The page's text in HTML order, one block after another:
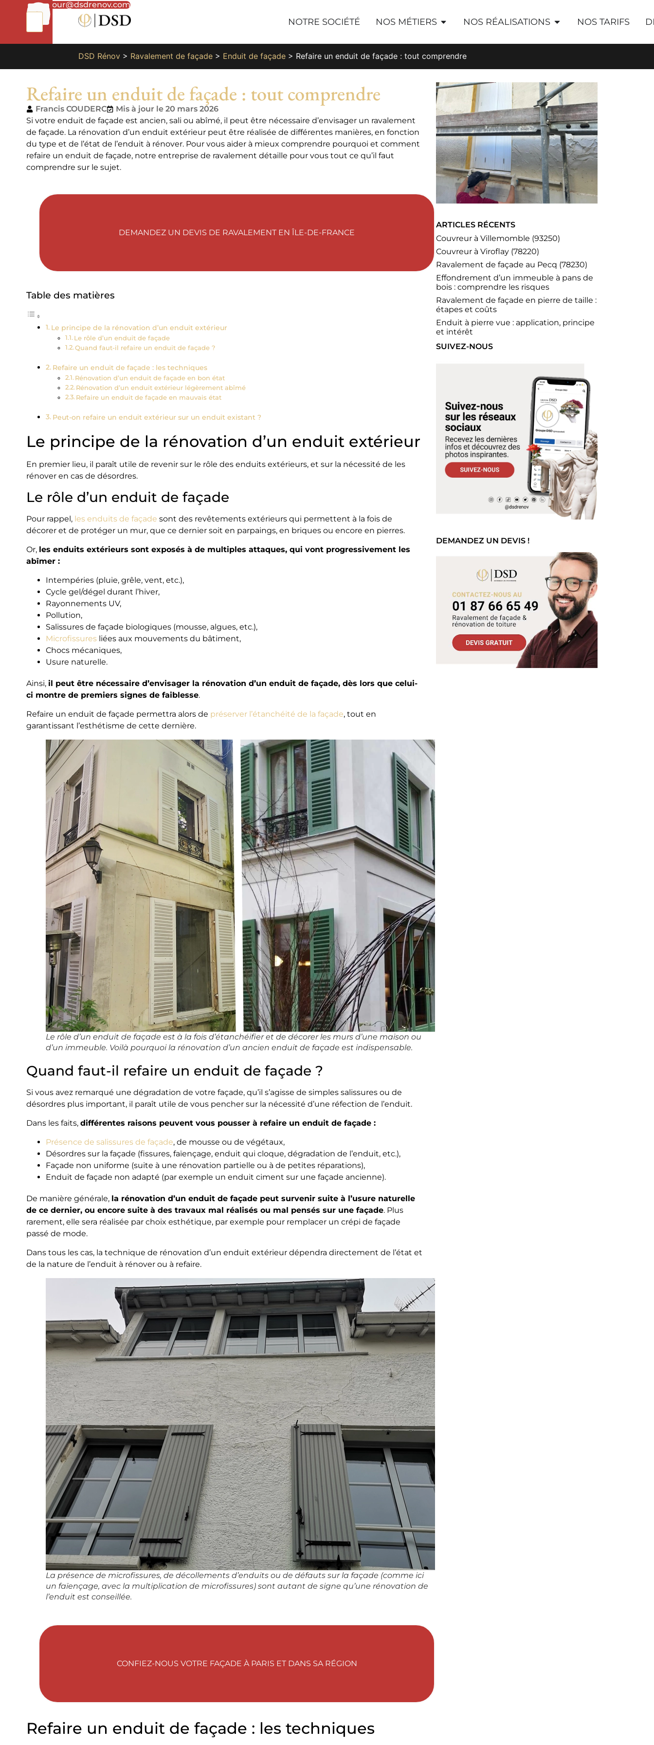
01
87
65
49
bonjour@dsdrenov.com
NOTRE SOCIÉTÉ NOS MÉTIERS NOS RÉALISATIONS NOS TARIFS
DSD Rénov > Ravalement de façade > Enduit de façade > Refaire un enduit de façade : tout comprendre
Refaire un enduit de façade : tout comprendre
Francis COUDERC
Mis à jour le 20 mars 2026
Si votre enduit de façade est ancien, sali ou abîmé, il peut être nécessaire d’envisager un ravalement
de façade. La rénovation d’un enduit extérieur peut être réalisée de différentes manières, en fonction
du type et de l’état de l’enduit à rénover. Pour vous aider à mieux comprendre pourquoi et comment
refaire un enduit de façade, notre entreprise de ravalement détaille pour vous tout ce qu’il faut
comprendre sur le sujet.
DEMANDEZ UN DEVIS DE RAVALEMENT EN ÎLE-DE-FRANCE
Table des matières
Le principe de la rénovation d’un enduit extérieur
Le rôle d’un enduit de façade
Quand faut-il refaire un enduit de façade ?
Refaire un enduit de façade : les techniques
Rénovation d’un enduit de façade en bon état
Rénovation d’un enduit extérieur légèrement abîmé
Refaire un enduit de façade en mauvais état
Peut-on refaire un enduit extérieur sur un enduit existant ?
Le principe de la rénovation d’un enduit extérieur
En premier lieu, il paraît utile de revenir sur le rôle des enduits extérieurs, et sur la nécessité de les
rénover en cas de désordres.
Le rôle d’un enduit de façade
Pour rappel, les enduits de façade sont des revêtements extérieurs qui permettent à la fois de
décorer et de protéger un mur, que ce dernier soit en parpaings, en briques ou encore en pierres.
Or, les enduits extérieurs sont exposés à de multiples attaques, qui vont progressivement les
abîmer :
Intempéries (pluie, grêle, vent, etc.),
Cycle gel/dégel durant l’hiver,
Rayonnements UV,
Pollution,
Salissures de façade biologiques (mousse, algues, etc.),
Microfissuresliées aux mouvements du bâtiment,
Chocs mécaniques,
Usure naturelle.
Ainsi, il peut être nécessaire d’envisager la rénovation d’un enduit de façade, dès lors que celui-
ci montre de premiers signes de faiblesse.
Refaire un enduit de façade permettra alors de préserver l’étanchéité de la façade, tout en
garantissant l’esthétisme de cette dernière.
Le rôle d’un enduit de façade est à la fois d’étanchéifier et de décorer les murs d’une maison ou
d’un immeuble. Voilà pourquoi la rénovation d’un ancien enduit de façade est indispensable.
Quand faut-il refaire un enduit de façade ?
Si vous avez remarqué une dégradation de votre façade, qu’il s’agisse de simples salissures ou de
désordres plus important, il paraît utile de vous pencher sur la nécessité d’une réfection de l’enduit.
Dans les faits, différentes raisons peuvent vous pousser à refaire un enduit de façade :
Présence de salissures de façade, de mousse ou de végétaux,
Désordres sur la façade (fissures, faïençage, enduit qui cloque, dégradation de l’enduit, etc.),
Façade non uniforme (suite à une rénovation partielle ou à de petites réparations),
Enduit de façade non adapté (par exemple un enduit ciment sur une façade ancienne).
De manière générale, la rénovation d’un enduit de façade peut survenir suite à l’usure naturelle
de ce dernier, ou encore suite à des travaux mal réalisés ou mal pensés sur une façade. Plus
rarement, elle sera réalisée par choix esthétique, par exemple pour remplacer un crépi de façade
passé de mode.
Dans tous les cas, la technique de rénovation d’un enduit extérieur dépendra directement de l’état et
de la nature de l’enduit à rénover ou à refaire.
La présence de microfissures, de décollements d’enduits ou de défauts sur la façade (comme ici
un faïençage, avec la multiplication de microfissures) sont autant de signe qu’une rénovation de
l’enduit est conseillée.
CONFIEZ-NOUS VOTRE FAÇADE À PARIS ET DANS SA RÉGION
Refaire un enduit de façade : les techniques
ARTICLES RÉCENTS
Couvreur à Villemomble (93250)
Couvreur à Viroflay (78220)
Ravalement de façade au Pecq (78230)
Effondrement d’un immeuble à pans de
bois : comprendre les risques
Ravalement de façade en pierre de taille :
étapes et coûts
Enduit à pierre vue : application, principe
et intérêt
SUIVEZ-NOUS
DEMANDEZ UN DEVIS !